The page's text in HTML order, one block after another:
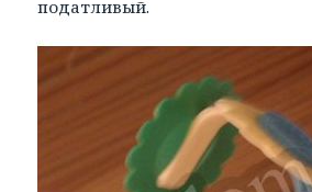
податливый.